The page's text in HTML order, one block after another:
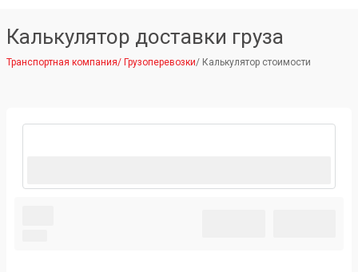
Калькулятор доставки груза
Транспортная компания/ Грузоперевозки/ Калькулятор стоимости